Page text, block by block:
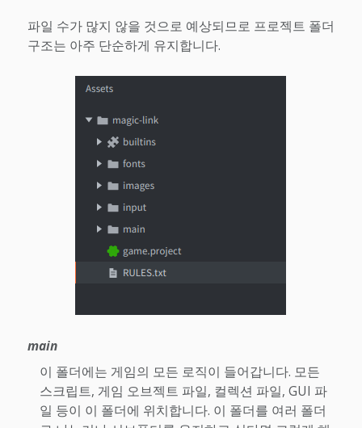
파일 수가 많지 않을 것으로 예상되므로 프로젝트 폴더
구조는 아주 단순하게 유지합니다.
main
이 폴더에는 게임의 모든 로직이 들어갑니다. 모든
스크립트, 게임 오브젝트 파일, 컬렉션 파일, GUI 파
일 등이 이 폴더에 위치합니다. 이 폴더를 여러 폴더